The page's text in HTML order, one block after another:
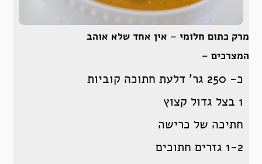
מרק כתום חלומי – אין אחד שלא אוהב
המצרכים –
כ- 250 גר’ דלעת חתוכה קוביות
1 בצל גדול קצוץ
חתיכה של כרישה
1-2 גזרים חתוכים